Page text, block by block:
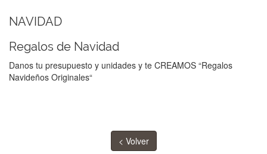
NAVIDAD
Regalos de Navidad
Danos tu presupuesto y unidades y te CREAMOS “Regalos
Navideños Originales“
< Volver